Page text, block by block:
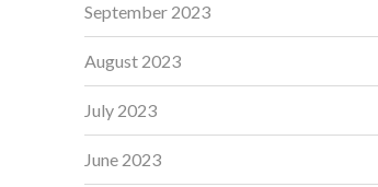
September 2023
August 2023
July 2023
June 2023